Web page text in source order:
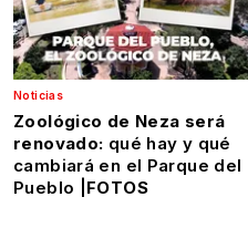
Noticias
Zoológico de Neza será
renovado: qué hay y qué
cambiará en el Parque del
Pueblo | FOTOS